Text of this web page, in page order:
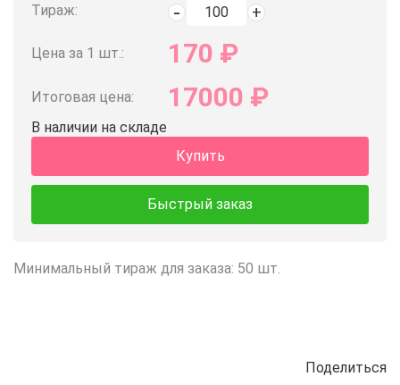
Тираж:
Цена за 1 шт.: 170 ₽
Итоговая цена: 17000 ₽
В наличии на складе
Купить
Быстрый заказ
Минимальный тираж для заказа: 50 шт.
Поделиться